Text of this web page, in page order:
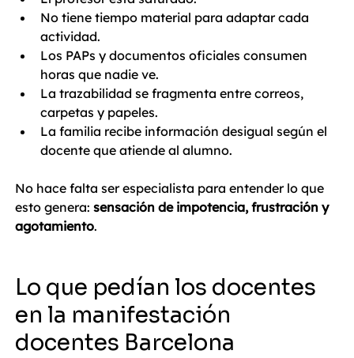
No tiene tiempo material para adaptar cada
actividad.
Los PAPs y documentos oficiales consumen
horas que nadie ve.
La trazabilidad se fragmenta entre correos,
carpetas y papeles.
La familia recibe información desigual según el
docente que atiende al alumno.
No hace falta ser especialista para entender lo que
esto genera: sensación de impotencia, frustración y
agotamiento.
Lo que pedían los docentes
en la manifestación
docentes Barcelona